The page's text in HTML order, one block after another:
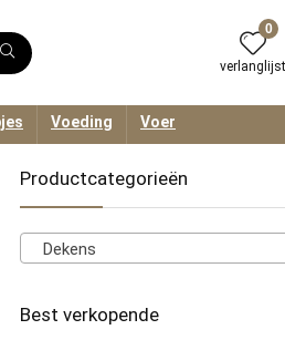
0
verlanglijst
Voeding Voer
Productcategorieën
Dekens
Best verkopende